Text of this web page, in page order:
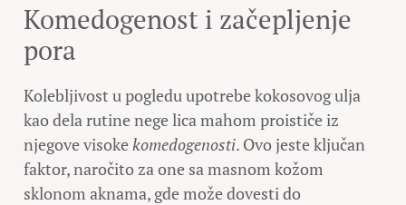
Komedogenost i začepljenje
pora
Kolebljivost u pogledu upotrebe kokosovog ulja
kao dela rutine nege lica mahom proističe iz
njegove visoke komedogenosti. Ovo jeste ključan
faktor, naročito za one sa masnom kožom
sklonom aknama, gde može dovesti do